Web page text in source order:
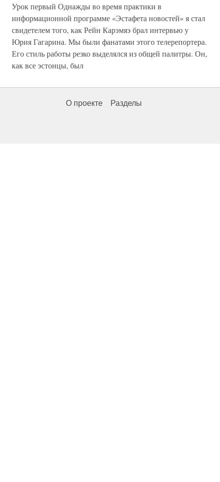
Урок первый Однажды во время практики в
информационной программе «Эстафета новостей» я стал
свидетелем того, как Рейн Карэмяэ брал интервью у
Юрия Гагарина. Мы были фанатами этого телерепортера.
Его стиль работы резко выделялся из общей палитры. Он,
как все эстонцы, был
О проекте Разделы